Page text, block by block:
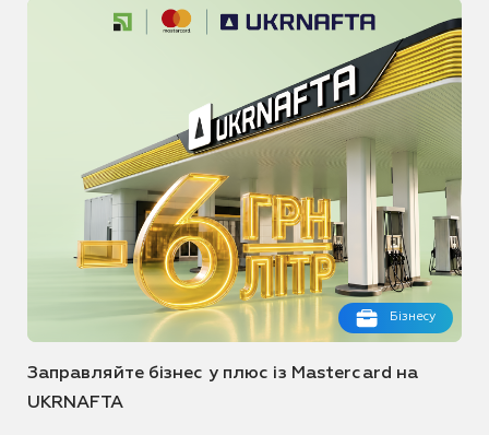
Бізнесу
Заправляйте бізнес у плюс із Mastercard на
UKRNAFTA